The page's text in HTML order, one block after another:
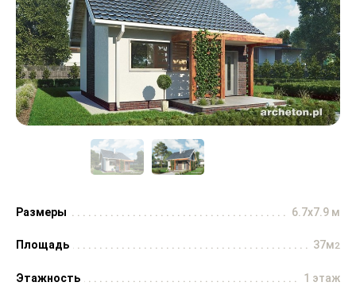
Размеры 6.7x7.9 м
Площадь 37м2
Этажность 1 этаж